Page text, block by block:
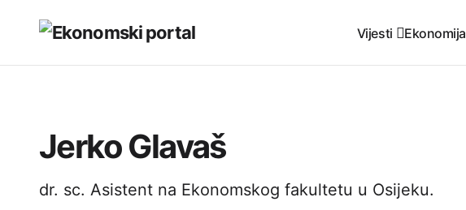
Vijesti Ekonomija
Jerko Glavaš
dr. sc. Asistent na Ekonomskog fakultetu u Osijeku.